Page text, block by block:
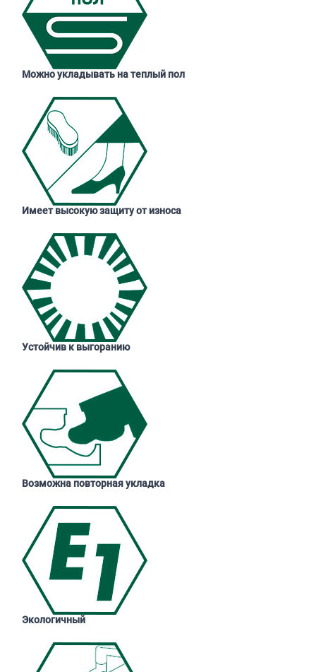
Можно укладывать на теплый пол
Имеет высокую защиту от износа
Устойчив к выгоранию
Возможна повторная укладка
Экологичный